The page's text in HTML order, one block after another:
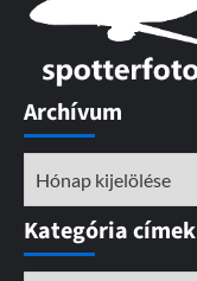
Archívum
Kategória címek